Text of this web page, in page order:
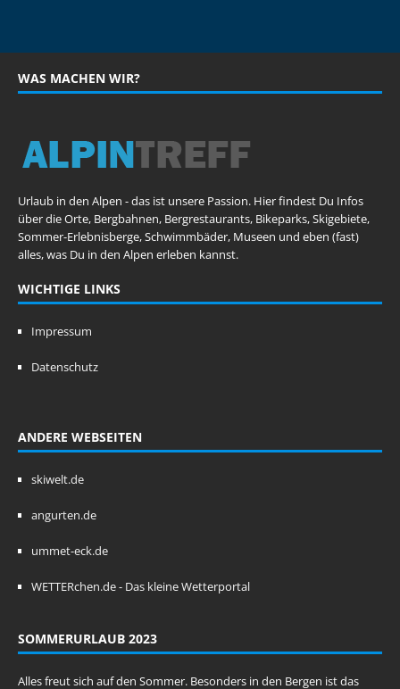
WAS MACHEN WIR?
Urlaub in den Alpen - das ist unsere Passion. Hier findest Du Infos
über die Orte, Bergbahnen, Bergrestaurants, Bikeparks, Skigebiete,
Sommer-Erlebnisberge, Schwimmbäder, Museen und eben (fast)
alles, was Du in den Alpen erleben kannst.
WICHTIGE LINKS
Impressum
Datenschutz
ANDERE WEBSEITEN
skiwelt.de
angurten.de
ummet-eck.de
WETTERchen.de - Das kleine Wetterportal
SOMMERURLAUB 2023
Alles freut sich auf den Sommer. Besonders in den Bergen ist das